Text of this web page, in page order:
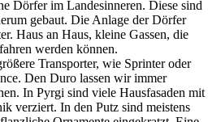
Dörfer im Landesinneren. Diese sind
gebaut. Die Anlage der Dörfer
Haus an Haus, kleine Gassen, die
werden können.
Transporter, wie Sprinter oder
Den Duro lassen wir immer
In Pyrgi sind viele Hausfasaden mit
verziert. In den Putz sind meistens